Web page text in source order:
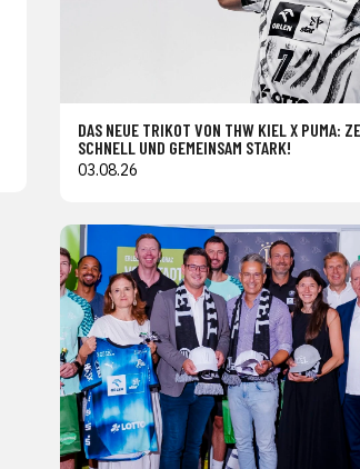
DAS NEUE TRIKOT VON THW KIEL X PUMA:
SCHNELL UND GEMEINSAM STARK!
03.08.26